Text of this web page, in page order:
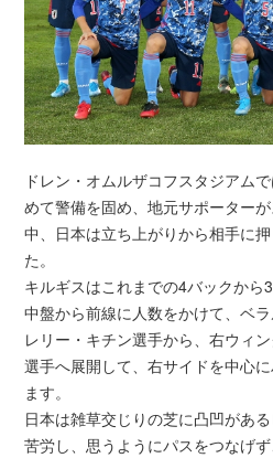
ドレン・オムルザコフスタジアム
めて警備を固め、地元サポーター
中、日本は立ち上がりから相手に
た。
キルギスはこれまでの4バックから
中盤から前線に人数をかけて、ベ
レリー・キチン選手から、右ウィ
選手へ展開して、右サイドを中心
ます。
日本は雑草交じりの芝に凸凹があ
苦労し、思うようにパスをつなげ